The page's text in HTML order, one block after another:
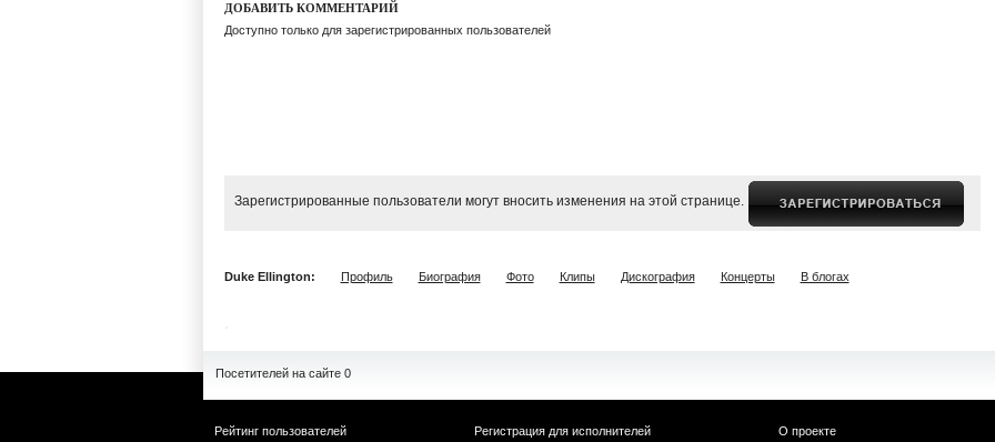
ДОБАВИТЬ КОММЕНТАРИЙ
Доступно только для зарегистрированных пользователей
Зарегистрированные пользователи могут вносить изменения на этой странице.
Duke Ellington: Профиль Биография Фото Клипы Дискография Концерты В блогах
Посетителей на сайте 0
Рейтинг пользователей
Регистрация для исполнителей
О проекте